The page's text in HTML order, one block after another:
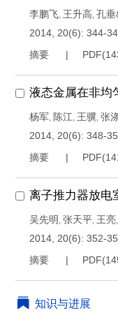
李鹏飞, 王升高, 孔垂
2014, 20(6): 344-
摘要
PDF(
液态金属在非均
杨军, 陈江, 王骥, 张
2014, 20(6): 348-
摘要
PDF(
离子推力器放电
吴先明 , 张天平, 王亮,
2014, 20(6): 352-
摘要
PDF(
知识与进展